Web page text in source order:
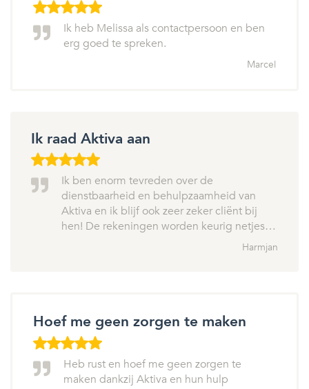
Ik heb Melissa als contactpersoon en ben
erg goed te spreken.
Marcel
Ik raad Aktiva aan
Ik ben enorm tevreden over de
dienstbaarheid en behulpzaamheid van
Aktiva en ik blijf ook zeer zeker cliënt bij
hen! De rekeningen worden keurig netjes…
Harmjan
Hoef me geen zorgen te maken
Heb rust en hoef me geen zorgen te
maken dankzij Aktiva en hun hulp